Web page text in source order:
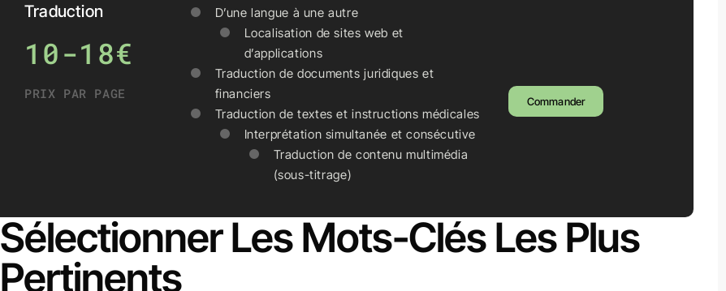
Traduction
10-18€
PRIX PAR PAGE
D’une langue à une autre
Localisation de sites web et
d’applications
Traduction de documents juridiques et
financiers
Traduction de textes et instructions médicales
Interprétation simultanée et consécutive
Traduction de contenu multimédia
(sous-titrage)
Commander
Sélectionner Les Mots-Clés Les Plus
Pertinents